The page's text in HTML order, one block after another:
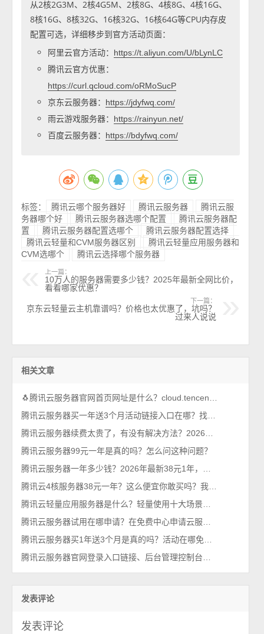
从2核2G3M、2核4G5M、2核8G、4核8G、4核16G、
8核16G、8核32G、16核32G、16核64G等CPU内存皮
配置可选，详细移步到官方活动页面：
阿里云官方活动：
https://t.aliyun.com/U/bLynLC
腾讯云官方优惠：
https://curl.qcloud.com/oRMoSucP
京东云服务器： https://jdyfwq.com/
雨云游戏服务器： https://rainyun.net/
百度云服务器： https://bdyfwq.com/
标签： 腾讯云哪个服务器好 腾讯云服务器
腾讯云服
务器哪个好
腾讯云服务器选哪个配置
腾讯云服务器配
置
腾讯云服务器配置选哪个
腾讯云服务器配置选择
腾讯云轻量和CVM服务器区别
腾讯云轻量应用服务器和
CVM选哪个
腾讯云选择哪个服务器
上一篇：
10万人的服务器需要多少钱？2025年最新全网比价，
看看哪家优惠？
下一篇：
京东云轻量云主机靠谱吗？价格也太优惠了，坑吗？
过来人说说
相关文章
🐧腾讯云服务器官网首页网址是什么？cloud.tencent.com
腾讯云服务器买一年送3个月活动链接入口在哪？找到了，轻量和CVM都有
腾讯云服务器续费太贵了，有没有解决方法？2026年最新攻略
腾讯云服务器99元一年是真的吗？怎么问这种问题？
腾讯云服务器一年多少钱？2026年最新38元1年，比99元还优惠呢
腾讯云4核服务器38元一年？这么便宜你敢买吗？我买了，真香！
腾讯云轻量应用服务器是什么？轻量使用十大场景，一看就懂
腾讯云服务器试用在哪申请？在免费中心申请云服务器
腾讯云服务器买1年送3个月是真的吗？活动在哪免费送？
腾讯云服务器官网登录入口链接、后台管理控制台（一键直达）
发表评论
发表评论